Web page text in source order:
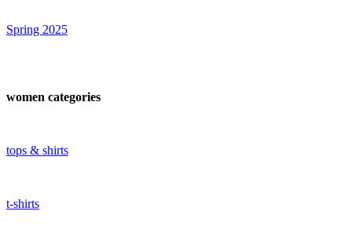
Spring 2025
women categories
tops & shirts
t-shirts